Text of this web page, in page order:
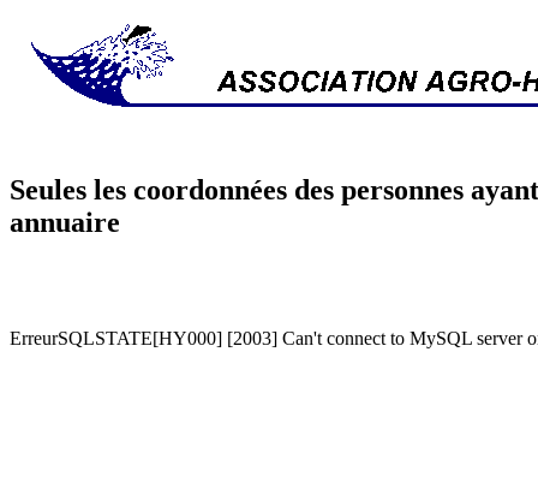
Seules les coordonnées des personnes
annuaire
ErreurSQLSTATE[HY000] [2003] Can't connect to MySQL server